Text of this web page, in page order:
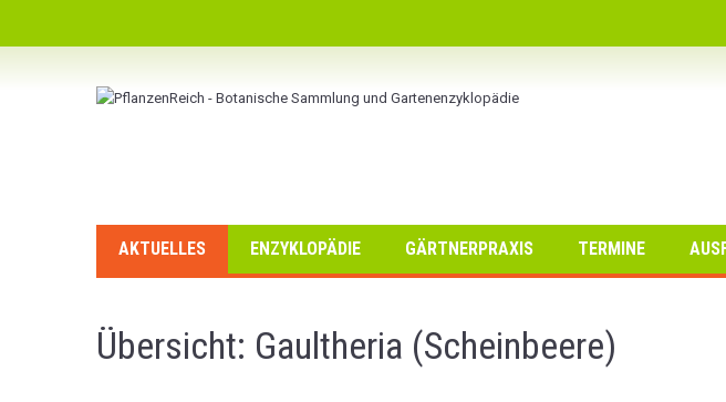
AKTUELLES ENZYKLOPÄDIE GÄRTNERPRAXIS TERMINE
Übersicht: Gaultheria (Scheinbeere)